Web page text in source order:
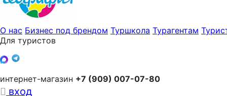
О нас Бизнес под брендом Туршкола Турагентам
Для туристов
интернет-магазин +7 (909) 007-07-80
вход